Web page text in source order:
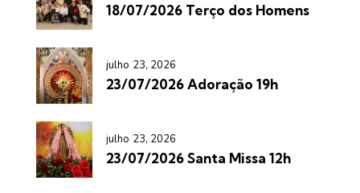
18/07/2026 Terço dos Homens
julho 23, 2026
23/07/2026 Adoração 19h
julho 23, 2026
23/07/2026 Santa Missa 12h